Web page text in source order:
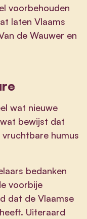
voorbehouden
laten Vlaams
de Wauwer en
wat nieuwe
bewijst dat
humus
bedanken
voorbije
dat de Vlaamse
Uiteraard